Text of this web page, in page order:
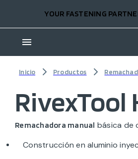
YOUR FASTENING
Inicio Productos
RivexTool
Remachadora manual básica de
Construcción en aluminio